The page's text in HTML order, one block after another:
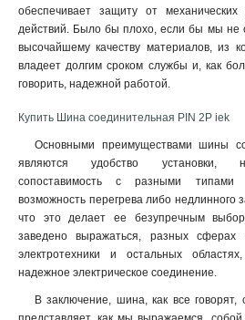
обеспечивает защиту от
действий. Было бы плохо, если бы мы не
высочайшему качеству материалов, из
владеет долгим сроком службы и, как
говорить, надежной работой.
Купить Шина соединительная PIN 2P iek
Основными преимуществами шины
являются удобство установки,
сопоставимость с разными типами
возможность перегрева либо недлинного
что это делает ее безупречным
заведено выражаться, разных сферах
электротехники и остальных
надежное электрическое соединение.
В заключение, шина, как все